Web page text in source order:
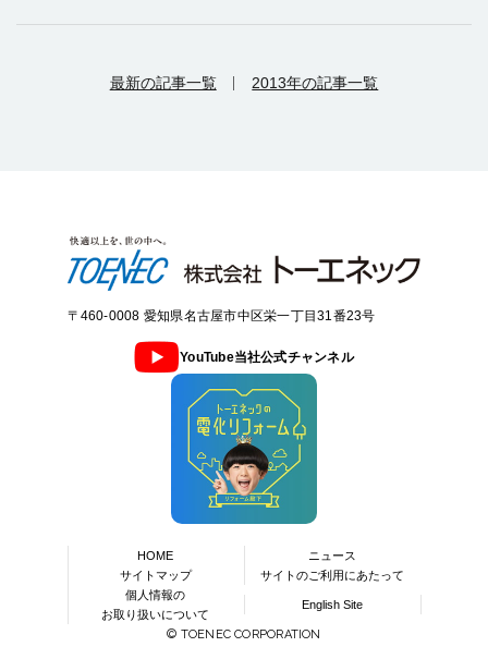
最新の記事一覧 2013年の記事一覧
〒460-0008 愛知県名古屋市中区栄一丁目31番23号
YouTube当社公式チャンネル
© TOENEC CORPORATION
HOME
ニュース
サイトマップ
サイトのご利用にあたって
個人情報の
お取り扱いについて
English Site